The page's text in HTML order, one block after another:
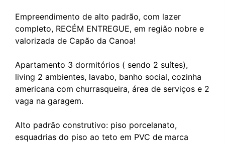
Empreendimento de alto padrão, com lazer
completo, RECÉM ENTREGUE, em região nobre e
valorizada de Capão da Canoa!
Apartamento 3 dormitórios ( sendo 2 suítes),
living 2 ambientes, lavabo, banho social, cozinha
americana com churrasqueira, área de serviços e 2
vaga na garagem.
Alto padrão construtivo: piso porcelanato,
esquadrias do piso ao teto em PVC de marca